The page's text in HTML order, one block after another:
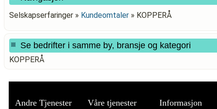
Selskapserfaringer » Kundeomtaler » KOPPERÅ
Se bedrifter i samme by, bransje og kategori
KOPPERÅ
Andre Tjenester Våre tjenester Informasjon